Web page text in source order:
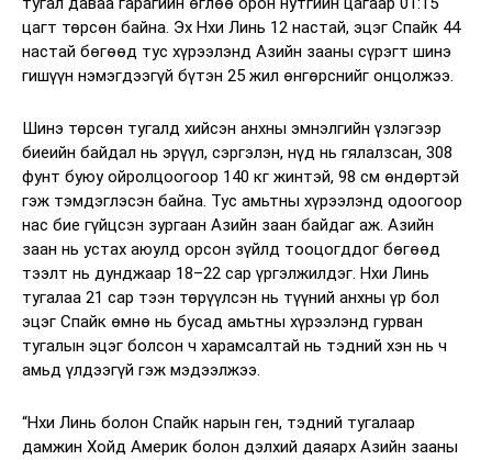
цагт төрсөн байна. Эх Нхи Линь 12 настай, эцэг Спайк 44
настай бөгөөд тус хүрээлэнд Азийн зааны сүрэгт шинэ
гишүүн нэмэгдээгүй бүтэн 25 жил өнгөрснийг онцолжээ.
Шинэ төрсөн тугалд хийсэн анхны эмнэлгийн үзлэгээр
биеийн байдал нь эрүүл, сэргэлэн, нүд нь гялалзсан, 308
фунт буюу ойролцоогоор 140 кг жинтэй, 98 см өндөртэй
гэж тэмдэглэсэн байна. Тус амьтны хүрээлэнд одоогоор
нас бие гүйцсэн зургаан Азийн заан байдаг аж. Азийн
заан нь устах аюулд орсон зүйлд тооцогддог бөгөөд
тээлт нь дунджаар 18–22 сар үргэлжилдэг. Нхи Линь
тугалаа 21 сар тээн төрүүлсэн нь түүний анхны үр бол
эцэг Спайк өмнө нь бусад амьтны хүрээлэнд гурван
тугалын эцэг болсон ч харамсалтай нь тэдний хэн нь ч
амьд үлдээгүй гэж мэдээлжээ.
“Нхи Линь болон Спайк нарын ген, тэдний тугалаар
дамжин Хойд Америк болон дэлхий даяарх Азийн зааны